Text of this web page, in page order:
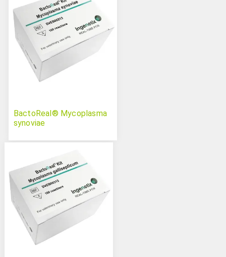
BactoReal® Mycoplasma
synoviae